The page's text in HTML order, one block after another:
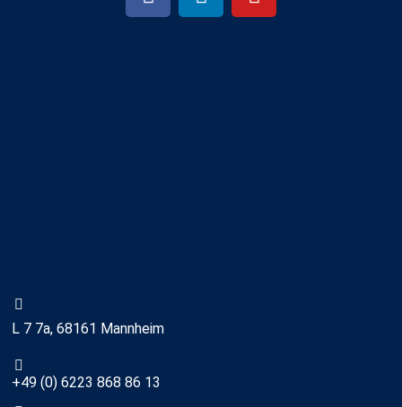
L 7 7a, 68161 Mannheim
+49 (0) 6223 868 86 13